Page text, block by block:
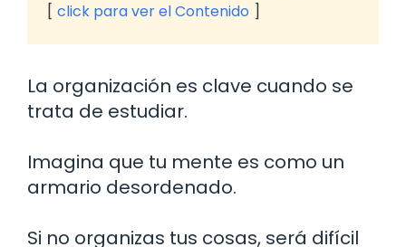
click para ver el Contenido
La organización es clave cuando se
trata de estudiar.
Imagina que tu mente es como un
armario desordenado.
Si no organizas tus cosas, será difícil